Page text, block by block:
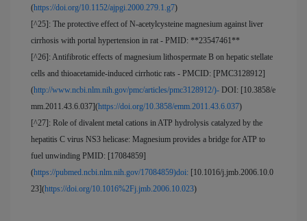
(https://doi.org/10.1152/ajpgi.2000.279.1.g7)
[^25]: The protective effect of N-acetylcysteine magnesium against liver
cirrhosis with portal hypertension in rat - PMID: **23547461**
[^26]: Antifibrotic effects of magnesium lithospermate B on hepatic stellate
cells and thioacetamide-induced cirrhotic rats - PMCID: [PMC3128912]
(http://www.ncbi.nlm.nih.gov/pmc/articles/pmc3128912/)- DOI: [10.3858/e
mm.2011.43.6.037](https://doi.org/10.3858/emm.2011.43.6.037)
[^27]: Role of divalent metal cations in ATP hydrolysis catalyzed by the
hepatitis C virus NS3 helicase: Magnesium provides a bridge for ATP to
fuel unwinding PMID: [17084859]
(https://pubmed.ncbi.nlm.nih.gov/17084859)doi: [10.1016/j.jmb.2006.10.0
23](https://doi.org/10.1016%2Fj.jmb.2006.10.023)